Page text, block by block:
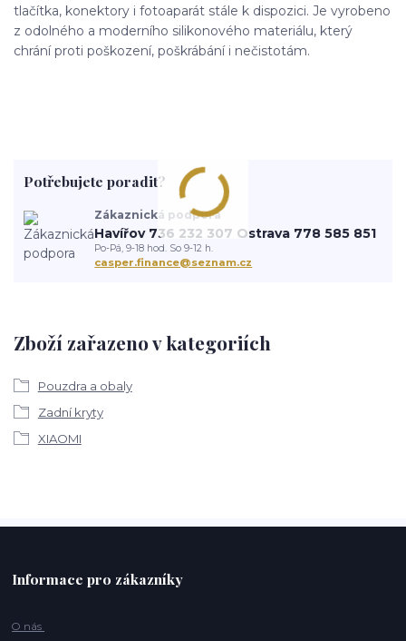
tlačítka, konektory i fotoaparát stále k dispozici. Je vyrobeno
z odolného a moderního silikonového materiálu, který
chrání proti poškození, poškrábání i nečistotám.
Zboží zařazeno v kategoriích
Pouzdra a obaly
Zadní kryty
XIAOMI
Potřebujete poradit?
Zákaznická podpora
Havířov 736 232 307 Ostrava 778 585 851
Po-Pá, 9-18 hod. So 9-12 h.
casper.finance@seznam.cz
Informace pro zákazníky
O nás